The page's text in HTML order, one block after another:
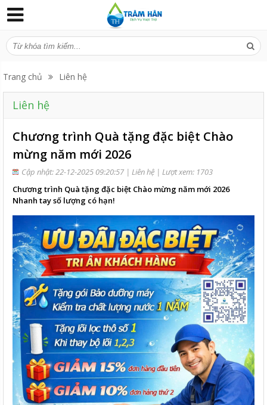
Trang chủ Liên hệ
Liên hệ
Chương trình Quà tặng đặc biệt Chào
mừng năm mới 2026
Cập nhật: 22-12-2025 09:20:57 | Liên hệ | Lượt xem: 1703
Chương trình Quà tặng đặc biệt Chào mừng năm mới 2026
Nhanh tay số lượng có hạn!